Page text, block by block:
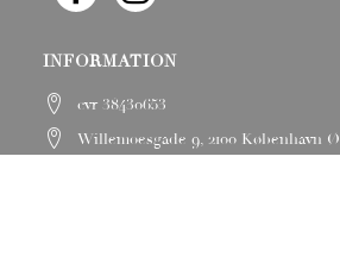
INFORMATION
cvr 38430653
Willemoesgade 9, 2100 København Ø